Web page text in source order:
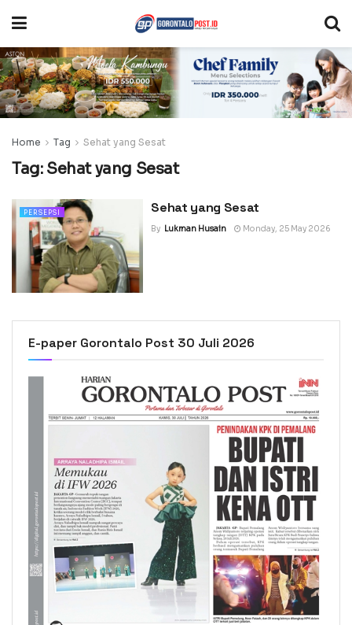
Home Tag Sehat yang Sesat
Tag: Sehat yang Sesat
PERSEPSI Sehat yang Sesat
By Lukman Husain Monday, 25 May 2026
E-paper Gorontalo Post 30 Juli 2026